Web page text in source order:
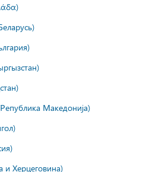
Македонија)
и Херцеговина)